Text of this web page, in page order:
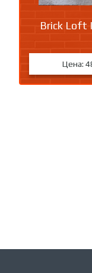
Brick Loft
Цена: